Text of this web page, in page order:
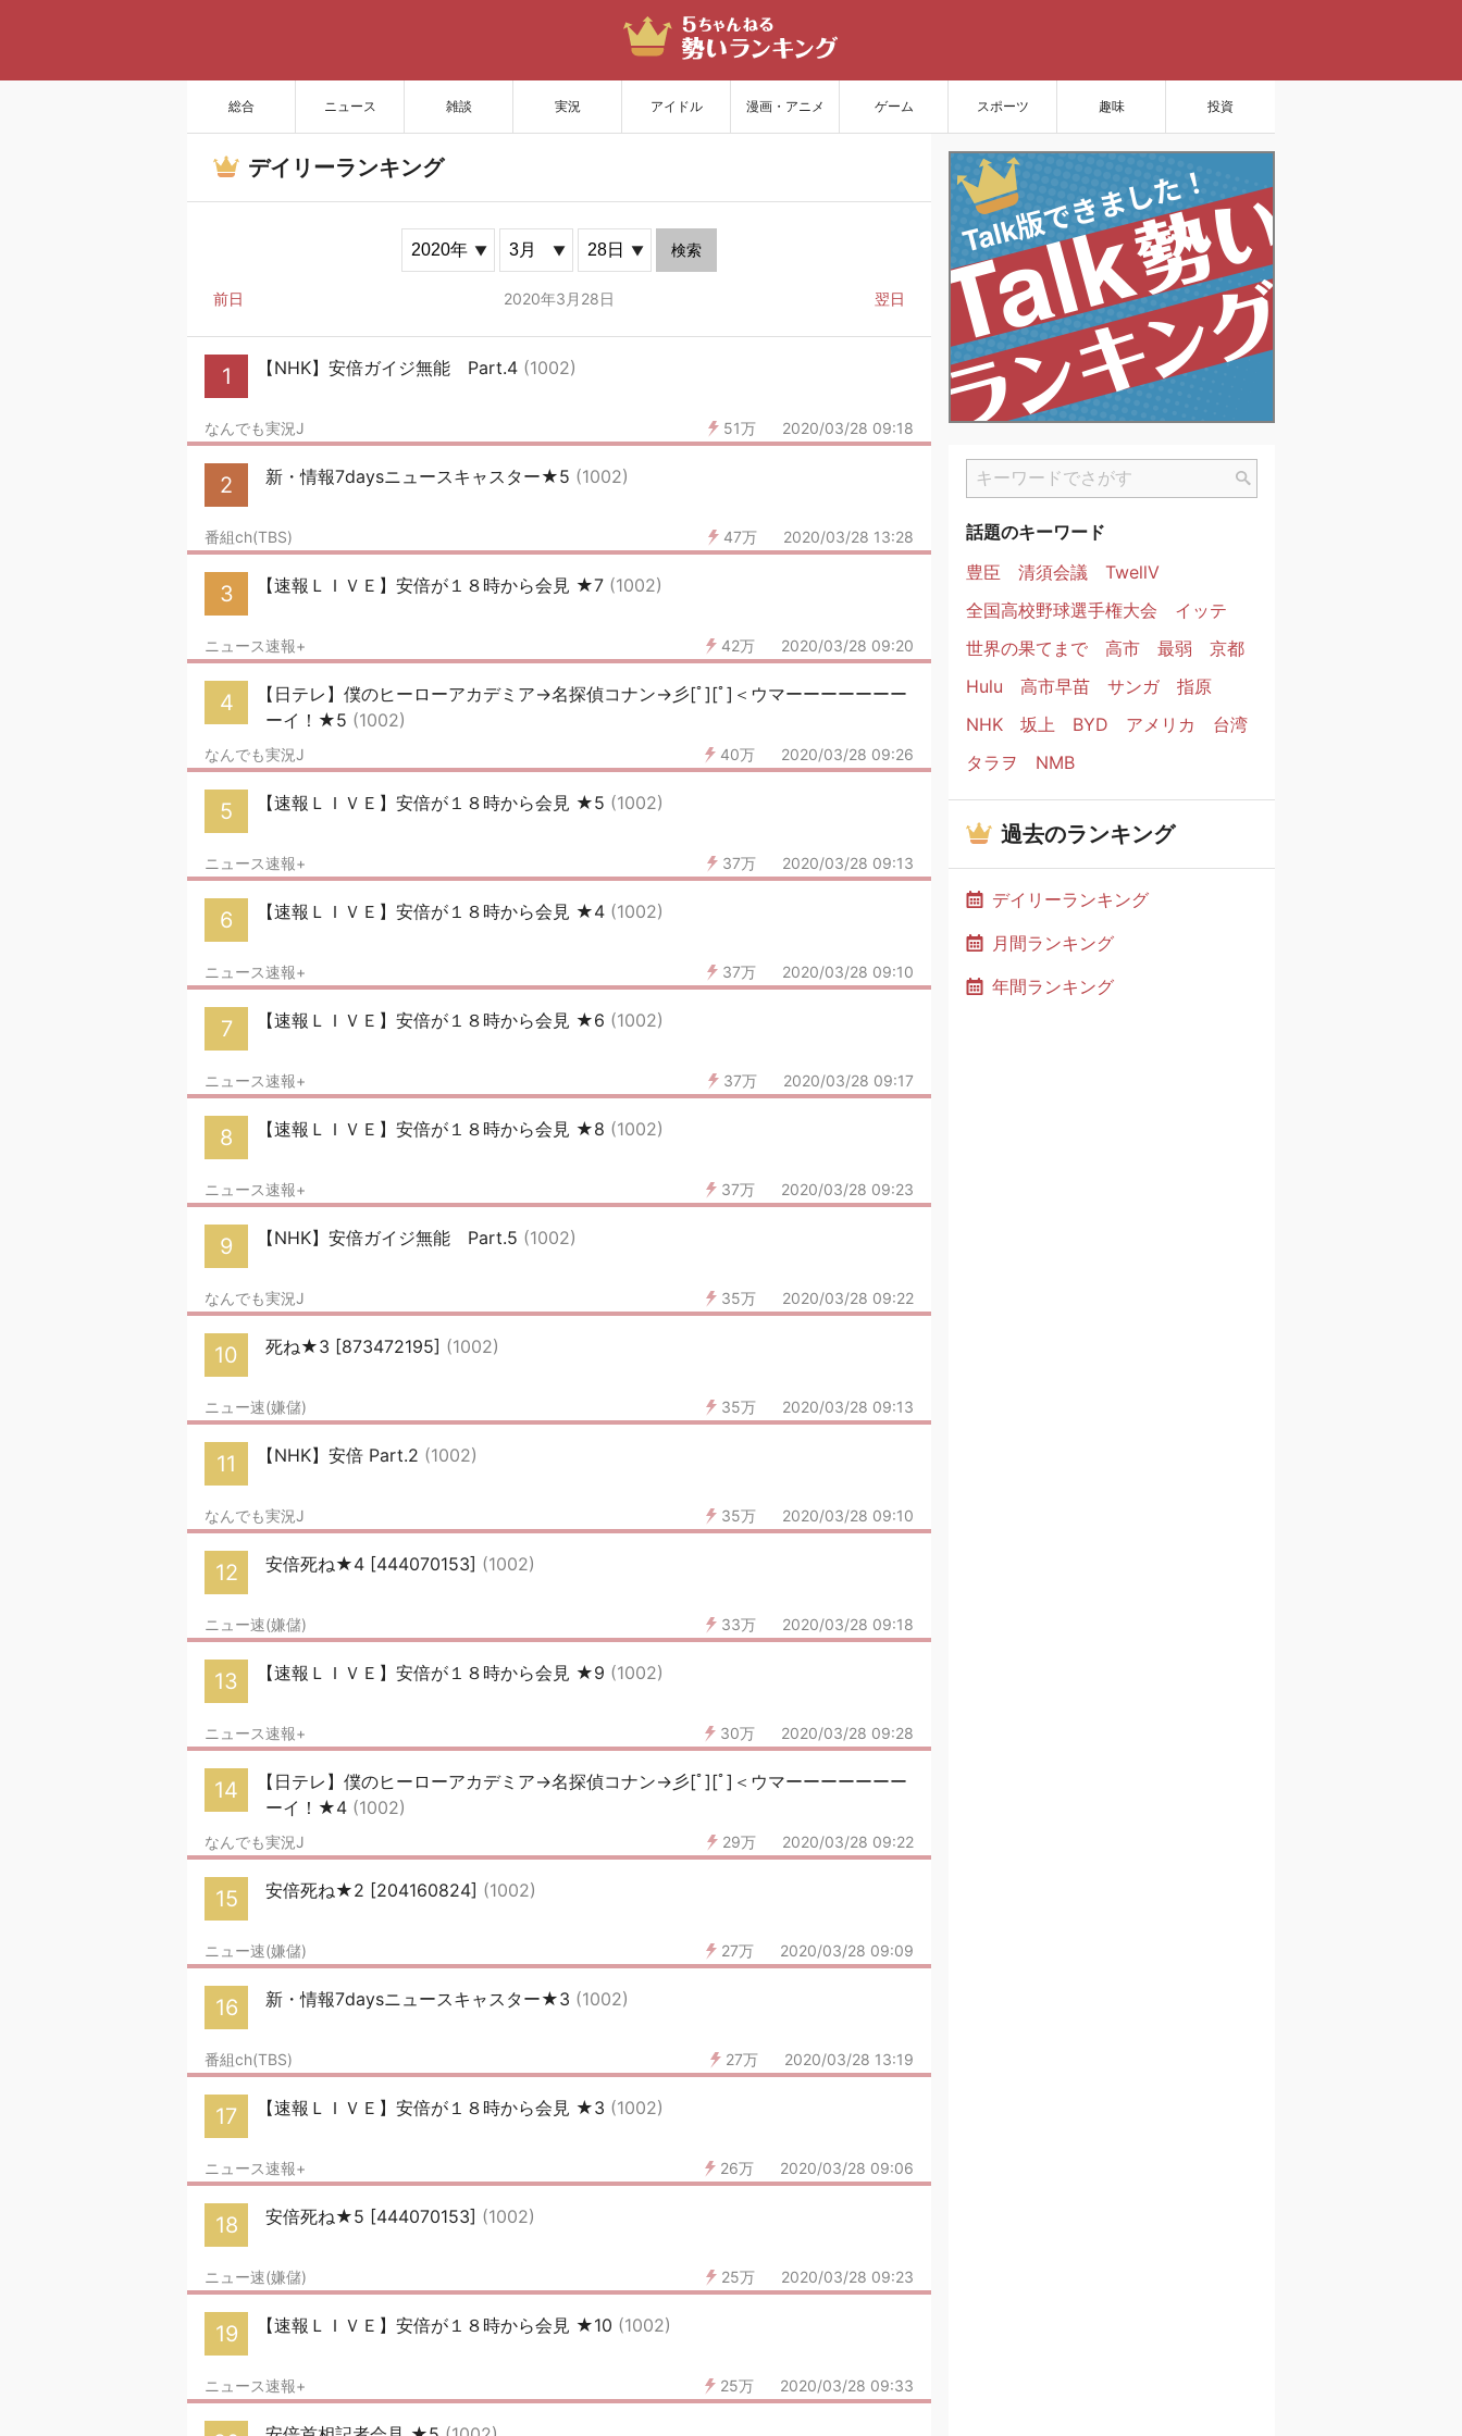
総合 ニュース 雑談 実況 アイドル 漫画・アニメ ゲーム スポーツ 趣味 投資
デイリーランキング
検索
前日 2020年3月28日 翌日
1 【NHK】安倍ガイジ無能 Part.4 (1002)
51万 2020/03/28 09:18
なんでも実況J
2 新・情報7daysニュースキャスター★5 (1002)
47万 2020/03/28 13:28
番組ch(TBS)
3 【速報ＬＩＶＥ】安倍が１８時から会見 ★7 (1002)
42万 2020/03/28 09:20
ニュース速報+
4
【日テレ】僕のヒーローアカデミア→名探偵コナン→彡[ﾟ][ﾟ]＜ウマーーーーーーー
ーイ！★5 (1002)
40万 2020/03/28 09:26
なんでも実況J
5 【速報ＬＩＶＥ】安倍が１８時から会見 ★5 (1002)
37万 2020/03/28 09:13
ニュース速報+
6 【速報ＬＩＶＥ】安倍が１８時から会見 ★4 (1002)
37万 2020/03/28 09:10
ニュース速報+
7 【速報ＬＩＶＥ】安倍が１８時から会見 ★6 (1002)
37万 2020/03/28 09:17
ニュース速報+
8 【速報ＬＩＶＥ】安倍が１８時から会見 ★8 (1002)
37万 2020/03/28 09:23
ニュース速報+
9 【NHK】安倍ガイジ無能 Part.5 (1002)
35万 2020/03/28 09:22
なんでも実況J
10 死ね★3 [873472195] (1002)
35万 2020/03/28 09:13
ニュー速(嫌儲)
11 【NHK】安倍 Part.2 (1002)
35万 2020/03/28 09:10
なんでも実況J
12 安倍死ね★4 [444070153] (1002)
33万 2020/03/28 09:18
ニュー速(嫌儲)
13 【速報ＬＩＶＥ】安倍が１８時から会見 ★9 (1002)
30万 2020/03/28 09:28
ニュース速報+
14
【日テレ】僕のヒーローアカデミア→名探偵コナン→彡[ﾟ][ﾟ]＜ウマーーーーーーー
ーイ！★4 (1002)
29万 2020/03/28 09:22
なんでも実況J
15 安倍死ね★2 [204160824] (1002)
27万 2020/03/28 09:09
ニュー速(嫌儲)
16 新・情報7daysニュースキャスター★3 (1002)
27万 2020/03/28 13:19
番組ch(TBS)
17 【速報ＬＩＶＥ】安倍が１８時から会見 ★3 (1002)
26万 2020/03/28 09:06
ニュース速報+
18 安倍死ね★5 [444070153] (1002)
25万 2020/03/28 09:23
ニュー速(嫌儲)
19 【速報ＬＩＶＥ】安倍が１８時から会見 ★10 (1002)
25万 2020/03/28 09:33
ニュース速報+
話題のキーワード
豊臣
清須会議
TwellV
全国高校野球選手権大会
イッテ
世界の果てまで
高市 最弱
京都
Hulu
高市早苗 サンガ
指原
NHK
坂上 BYD アメリカ
台湾
タラヲ
NMB
過去のランキング
デイリーランキング
月間ランキング
年間ランキング